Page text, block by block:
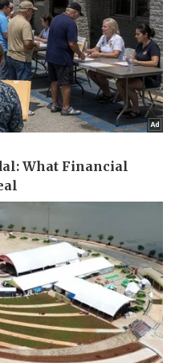
Quân sự - Quốc phòng
Vũ khí
Phân tích